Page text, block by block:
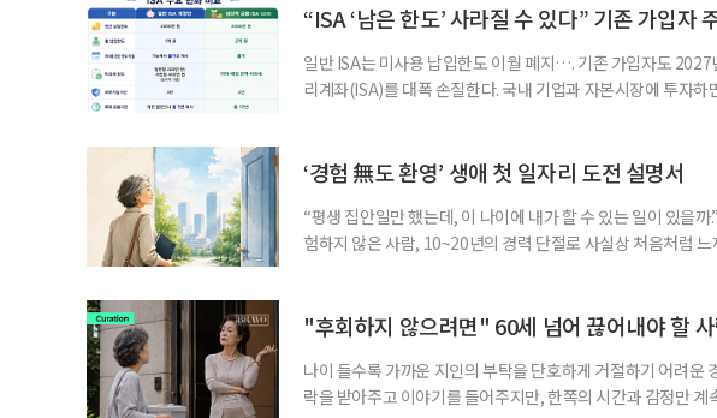
부가 각자 집 한 채씩을 보유하면 한 세대가 두 채를 가진 것으
“ISA ‘남은 한도’ 사라질 수 있다” 기존 가입자
일반 ISA는 미사용 납입한도 이월 폐지…. 기존 가입자도
리계좌(ISA)를 대폭 손질한다. 국내 기업과 자본시장에 투자
기 때문이다. 지난 3일 발표된 세제개편안이 국회 통과 후 그대
‘경험 無도 환영’ 생애 첫 일자리 도전 설명서
“평생 집안일만 했는데, 이 나이에 내가 할 수 있는 일이 있을
험하지 않은 사람, 10~20년의 경력 단절로 사실상 처음처럼 느
경험이 풍부한 고령자는 중요한 국가 자원이다. 박경하 한국노
"후회하지 않으려면" 60세 넘어 끊어내야 할
나이 들수록 가까운 지인의 부탁을 단호하게 거절하기 어려운
락을 받아주고 이야기를 들어주지만, 한쪽의 시간과 감정만